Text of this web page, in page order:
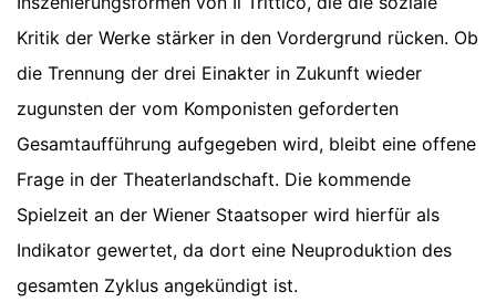
Kritik der Werke stärker in den Vordergrund rücken. Ob
die Trennung der drei Einakter in Zukunft wieder
zugunsten der vom Komponisten geforderten
Gesamtaufführung aufgegeben wird, bleibt eine offene
Frage in der Theaterlandschaft. Die kommende
Spielzeit an der Wiener Staatsoper wird hierfür als
Indikator gewertet, da dort eine Neuproduktion des
gesamten Zyklus angekündigt ist.